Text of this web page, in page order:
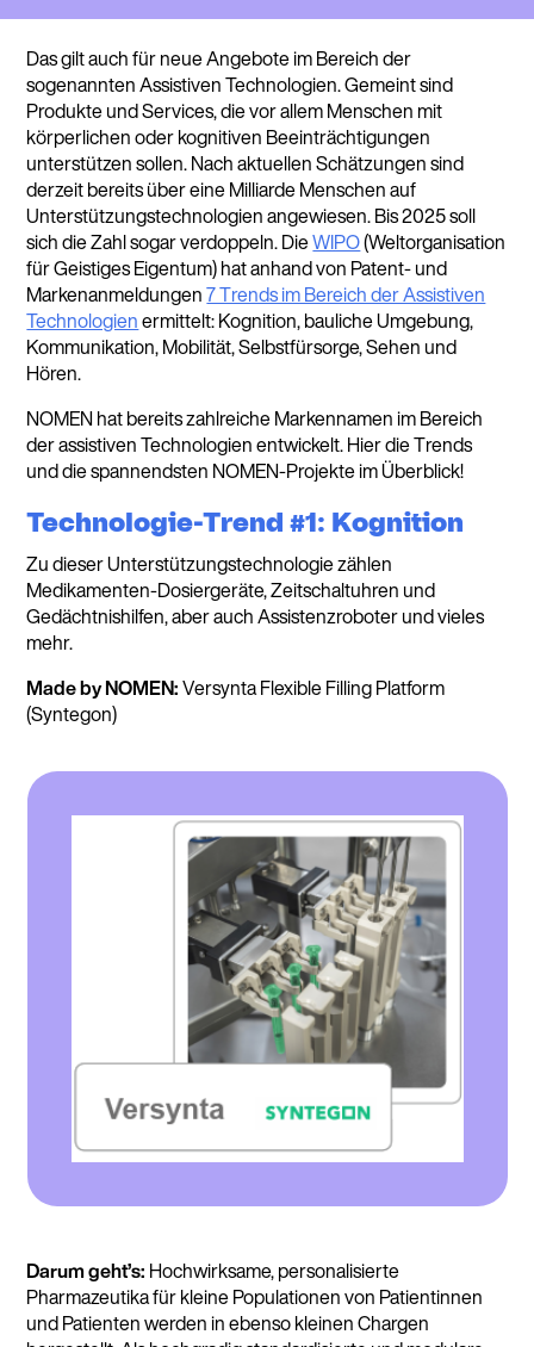
Das gilt auch für neue Angebote im Bereich der
sogenannten Assistiven Technologien. Gemeint sind
Produkte und Services, die vor allem Menschen mit
körperlichen oder kognitiven Beeinträchtigungen
unterstützen sollen. Nach aktuellen Schätzungen sind
derzeit bereits über eine Milliarde Menschen auf
Unterstützungstechnologien angewiesen. Bis 2025 soll
sich die Zahl sogar verdoppeln. DieWIPO(Weltorganisation
für Geistiges Eigentum) hat anhand von Patent- und
Markenanmeldungen7 Trends im Bereich der Assistiven
Technologienermittelt: Kognition, bauliche Umgebung,
Kommunikation, Mobilität, Selbstfürsorge, Sehen und
Hören.
NOMEN hat bereits zahlreiche Markennamen im Bereich
der assistiven Technologien entwickelt. Hier die Trends
und die spannendsten NOMEN-Projekte im Überblick!
Technologie-Trend #1: Kognition
Zu dieser Unterstützungstechnologie zählen
Medikamenten-Dosiergeräte, Zeitschaltuhren und
Gedächtnishilfen, aber auch Assistenzroboter und vieles
mehr.
Made by NOMEN:Versynta Flexible Filling Platform
(Syntegon)
Darum geht’s: Hochwirksame, personalisierte
Pharmazeutika für kleine Populationen von Patientinnen
und Patienten werden in ebenso kleinen Chargen